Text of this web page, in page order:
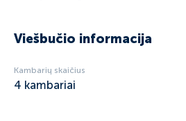
Viešbučio informacija
Kambarių skaičius
4 kambariai